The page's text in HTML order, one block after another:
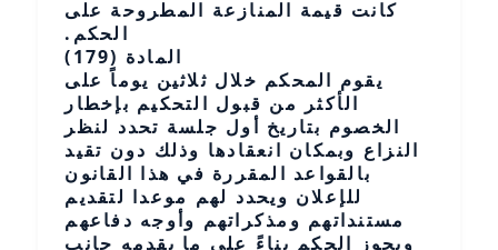
كانت قيمة المنازعة المطروحة على
الحكم.
المادة (179)
يقوم المحكم خلال ثلاثين يوماً على
الأكثر من قبول التحكيم بإخطار
الخصوم بتاريخ أول جلسة تحدد لنظر
النزاع وبمكان انعقادها وذلك دون تقيد
بالقواعد المقررة في هذا القانون
للإعلان ويحدد لهم موعدا لتقديم
مستنداتهم ومذكراتهم وأوجه دفاعهم
ويجوز الحكم بناءً على ما يقدمه جانب